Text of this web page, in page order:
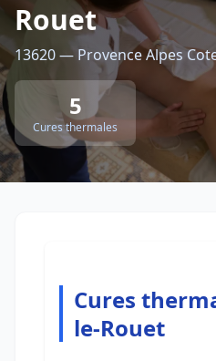
Rouet
13620 — Provence Alpes
5
Cures thermales
Cures
le-Rouet